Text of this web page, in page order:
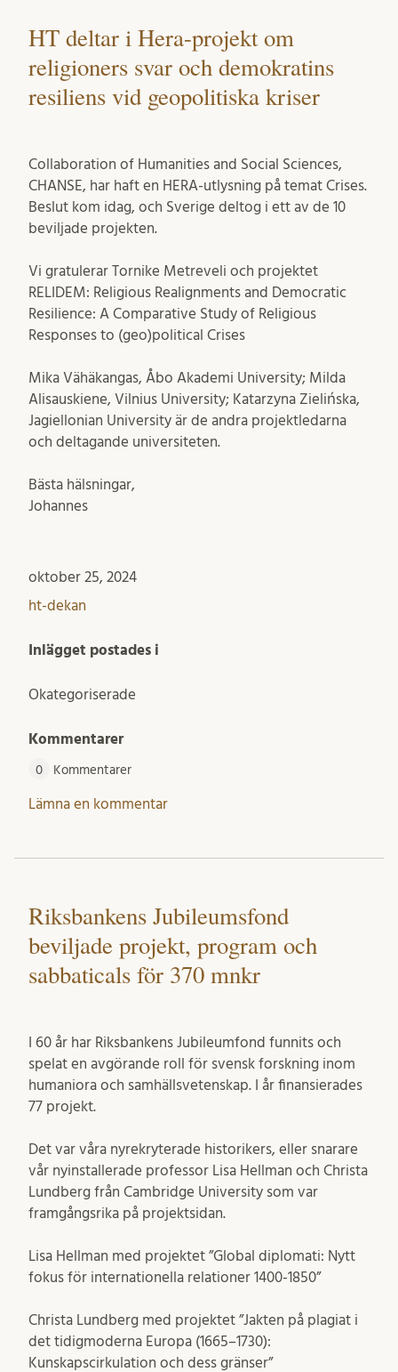
HT deltar i Hera-projekt om
religioners svar och demokratins
resiliens vid geopolitiska kriser
Collaboration of Humanities and Social Sciences,
CHANSE, har haft en HERA-utlysning på temat Crises.
Beslut kom idag, och Sverige deltog i ett av de 10
beviljade projekten.
Vi gratulerar Tornike Metreveli och projektet
RELIDEM: Religious Realignments and Democratic
Resilience: A Comparative Study of Religious
Responses to (geo)political Crises
Mika Vähäkangas, Åbo Akademi University; Milda
Alisauskiene, Vilnius University; Katarzyna Zielińska,
Jagiellonian University är de andra projektledarna
och deltagande universiteten.
Bästa hälsningar,
Johannes
oktober 25, 2024
ht-dekan
Inlägget postades i
Okategoriserade
Kommentarer
0 Kommentarer
Lämna en kommentar
Riksbankens Jubileumsfond
beviljade projekt, program och
sabbaticals för 370 mnkr
I 60 år har Riksbankens Jubileumfond funnits och
spelat en avgörande roll för svensk forskning inom
humaniora och samhällsvetenskap. I år finansierades
77 projekt.
Det var våra nyrekryterade historikers, eller snarare
vår nyinstallerade professor Lisa Hellman och Christa
Lundberg från Cambridge University som var
framgångsrika på projektsidan.
Lisa Hellman med projektet ”Global diplomati: Nytt
fokus för internationella relationer 1400-1850”
Christa Lundberg med projektet ”Jakten på plagiat i
det tidigmoderna Europa (1665–1730):
Kunskapscirkulation och dess gränser”